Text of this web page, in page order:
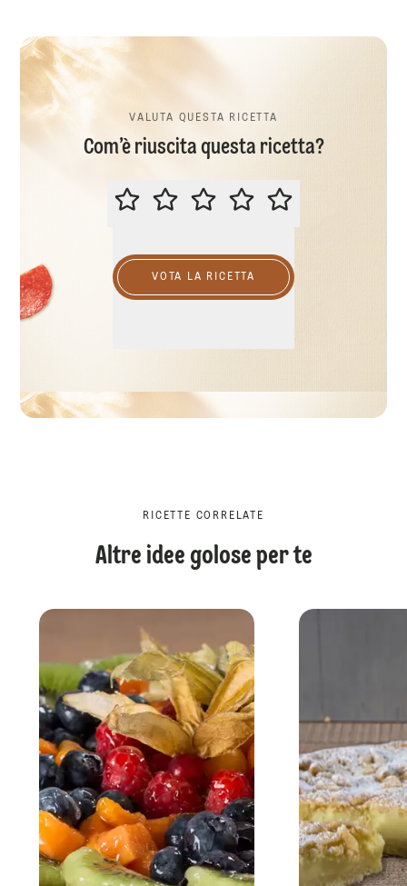
VALUTA QUESTA RICETTA
Com’è riuscita questa ricetta?
VALUTA QUESTA RICETTA
VOTA LA RICETTA
RICETTE CORRELATE
Altre idee golose per te